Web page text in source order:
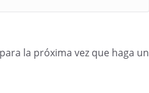
la próxima vez que haga un